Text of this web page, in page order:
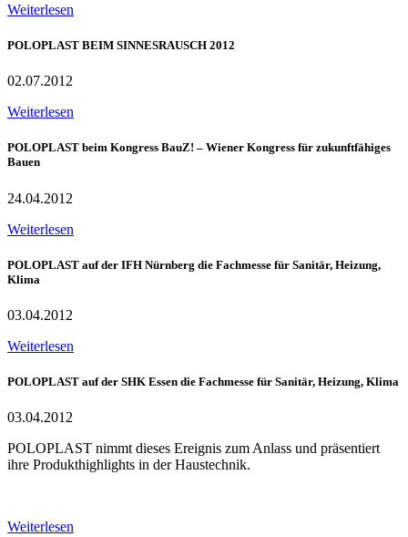
Weiterlesen
POLOPLAST BEIM SINNESRAUSCH 2012
02.07.2012
Weiterlesen
POLOPLAST beim Kongress BauZ! – Wiener Kongress für zukunftfähiges
Bauen
24.04.2012
Weiterlesen
POLOPLAST auf der IFH Nürnberg die Fachmesse für Sanitär, Heizung,
Klima
03.04.2012
Weiterlesen
POLOPLAST auf der SHK Essen die Fachmesse für Sanitär, Heizung, Klima
03.04.2012
POLOPLAST nimmt dieses Ereignis zum Anlass und präsentiert
ihre Produkthighlights in der Haustechnik.
Weiterlesen